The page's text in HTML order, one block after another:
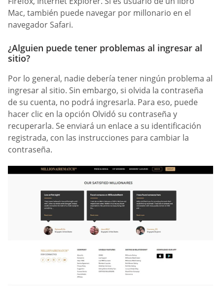
Mac, también puede navegar por millonario en el
navegador Safari.
¿Alguien puede tener problemas al ingresar al
sitio?
Por lo general, nadie debería tener ningún problema al
ingresar al sitio. Sin embargo, si olvida la contraseña
de su cuenta, no podrá ingresarla. Para eso, puede
hacer clic en la opción Olvidó su contraseña y
recuperarla. Se enviará un enlace a su identificación
registrada, con las instrucciones para cambiar la
contraseña.